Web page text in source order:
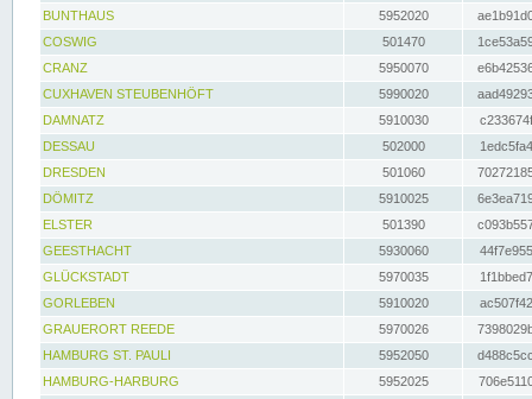
BUNTHAUS
5952020
COSWIG
501470
CRANZ
5950070
CUXHAVEN STEUBENHÖFT
5990020
DAMNATZ
5910030
DESSAU
502000
DRESDEN
501060
DÖMITZ
5910025
ELSTER
501390
GEESTHACHT
5930060
GLÜCKSTADT
5970035
GORLEBEN
5910020
GRAUERORT REEDE
5970026
HAMBURG ST. PAULI
5952050
HAMBURG-HARBURG
5952025